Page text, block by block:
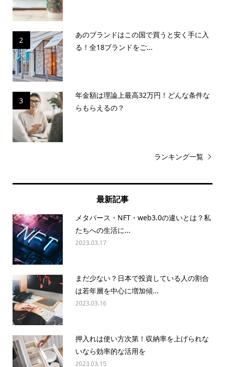
2
あのブランドはこの国で買うと安く手に入
る！全18ブランドをご...
3
年金額は理論上最高32万円！どんな条件な
らもらえるの？
ランキング一覧
最新記事
メタバース・NFT・web3.0の違いとは？私
たちへの生活に...
2023.03.17
まだ少ない？日本で投資している人の割合
は若年層を中心に増加傾...
2023.03.16
押入れは使い方次第！収納率を上げられな
いなら効率的な活用を
2023.03.15